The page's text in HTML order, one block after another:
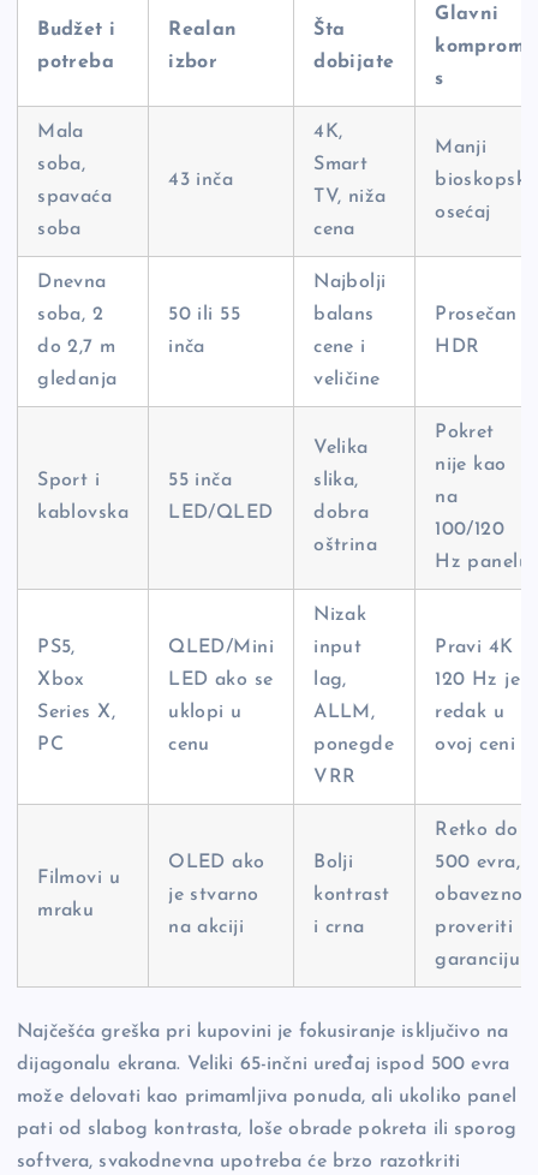
Budžet i
potreba
Realan
izbor
Šta
dobijate
Glavni
kompromi
s
Mala
soba,
spavaća
soba
43 inča
4K,
Smart
TV, niža
cena
Manji
bioskopski
osećaj
Dnevna
soba, 2
do 2,7 m
gledanja
50 ili 55
inča
Najbolji
balans
cene i
veličine
Prosečan
HDR
Sport i
kablovska
55 inča
LED/QLED
Velika
slika,
dobra
oštrina
Pokret
nije kao
na
100/120
Hz panelu
PS5,
Xbox
Series X,
PC
QLED/Mini
LED ako se
uklopi u
cenu
Nizak
input
lag,
ALLM,
ponegde
VRR
Pravi 4K
120 Hz je
redak u
ovoj ceni
Filmovi u
mraku
OLED ako
je stvarno
na akciji
Bolji
kontrast
i crna
Retko do
500 evra,
obavezno
proveriti
garanciju
Najčešća greška pri kupovini je fokusiranje isključivo na
dijagonalu ekrana. Veliki 65-inčni uređaj ispod 500 evra
može delovati kao primamljiva ponuda, ali ukoliko panel
pati od slabog kontrasta, loše obrade pokreta ili sporog
softvera, svakodnevna upotreba će brzo razotkriti